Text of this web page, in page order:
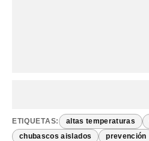
ETIQUETAS: altas temperaturas
chubascos aislados prevención